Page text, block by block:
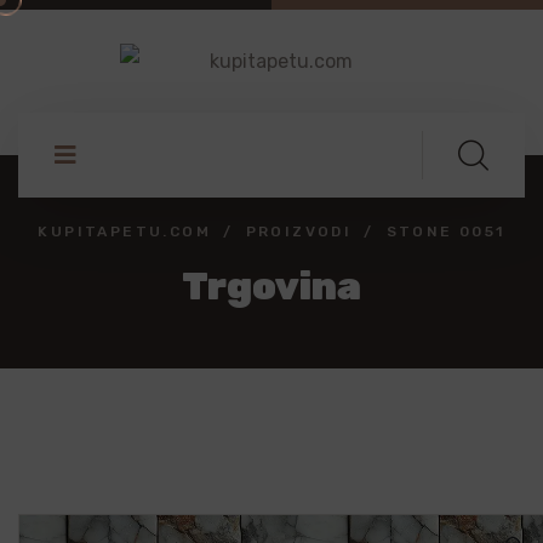
KUPITAPETU.COM PROIZVODI STONE 0051
Trgovina